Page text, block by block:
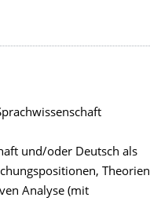
und/oder Deutsch als
Theorien
Analyse (mit